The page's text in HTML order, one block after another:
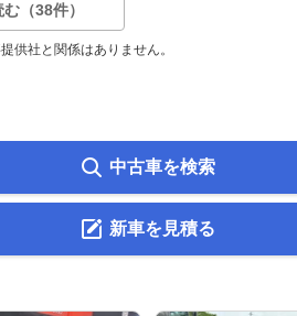
（38件）
供社と関係はありません。
中古車を検索
新車を見積る